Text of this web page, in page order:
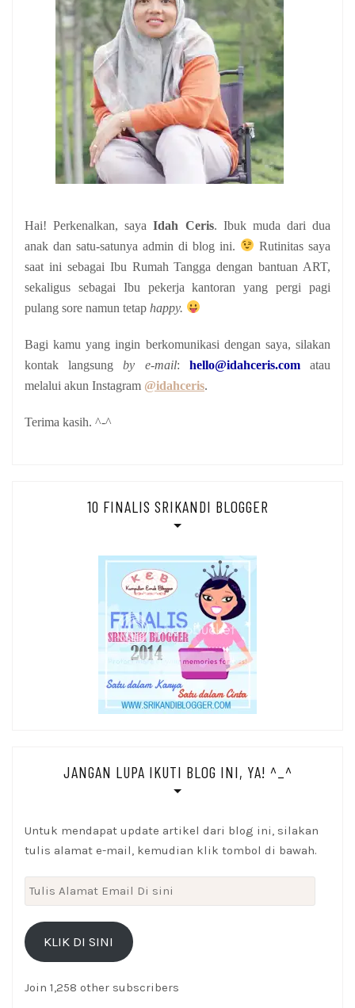
Hai! Perkenalkan, sayaIdah Ceris. Ibuk muda dari dua
anak dan satu-satunya admin di blog ini.
Rutinitas saya
saat ini sebagai Ibu Rumah Tangga dengan bantuan ART,
sekaligus sebagai Ibu pekerja kantoran yang pergi pagi
pulang sore namun tetap happy.
Bagi kamu yang ingin berkomunikasi dengan saya, silakan
kontak langsungby e-mail: hello@idahceris.com
atau
melalui akun Instagram @idahceris.
Terima kasih. ^-^
10 FINALIS SRIKANDI BLOGGER
JANGAN LUPA IKUTI BLOG INI, YA! ^_^
Untuk mendapat update artikel dari blog ini, silakan
tulis alamat e-mail, kemudian klik tombol di bawah.
Tulis
Alamat
Email
KLIK DI SINI
Join 1,258 other subscribers